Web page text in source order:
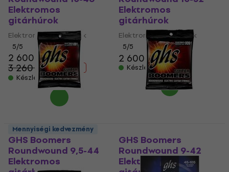
Elektromos
gitárhúrok
Elektromos gitárhúrok
5/5
2 600 Ft
3 260 Ft
- 20 %
Készleten
Elektromos
gitárhúrok
Elektromos gitárhúrok
5/5
2 600 Ft
Készleten
GHS Boomers
Roundwound 9,5-44
Elektromos
GHS Boomers
Roundwound 9-42
Elektromos
Mennyiségi kedvezmény